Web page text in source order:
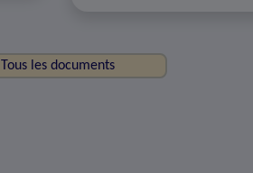
Tous les documents